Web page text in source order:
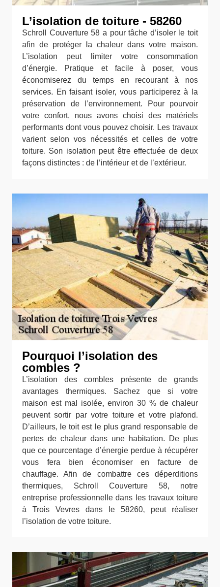
L’isolation de toiture - 58260
Schroll Couverture 58 a pour tâche d’isoler le toit
afin de protéger la chaleur dans votre maison.
L’isolation peut limiter votre consommation
d’énergie. Pratique et facile à poser, vous
économiserez du temps en recourant à nos
services. En faisant isoler, vous participerez à la
préservation de l’environnement. Pour pourvoir
votre confort, nous avons choisi des matériels
performants dont vous pouvez choisir. Les travaux
varient selon vos nécessités et celles de votre
toiture. Son isolation peut être effectuée de deux
façons distinctes : de l’intérieur et de l’extérieur.
Pourquoi l’isolation des
combles ?
L’isolation des combles présente de grands
avantages thermiques. Sachez que si votre
maison est mal isolée, environ 30 % de chaleur
peuvent sortir par votre toiture et votre plafond.
D’ailleurs, le toit est le plus grand responsable de
pertes de chaleur dans une habitation. De plus
que ce pourcentage d’énergie perdue à récupérer
vous fera bien économiser en facture de
chauffage. Afin de combattre ces déperditions
thermiques, Schroll Couverture 58, notre
entreprise professionnelle dans les travaux toiture
à Trois Vevres dans le 58260, peut réaliser
l’isolation de votre toiture.